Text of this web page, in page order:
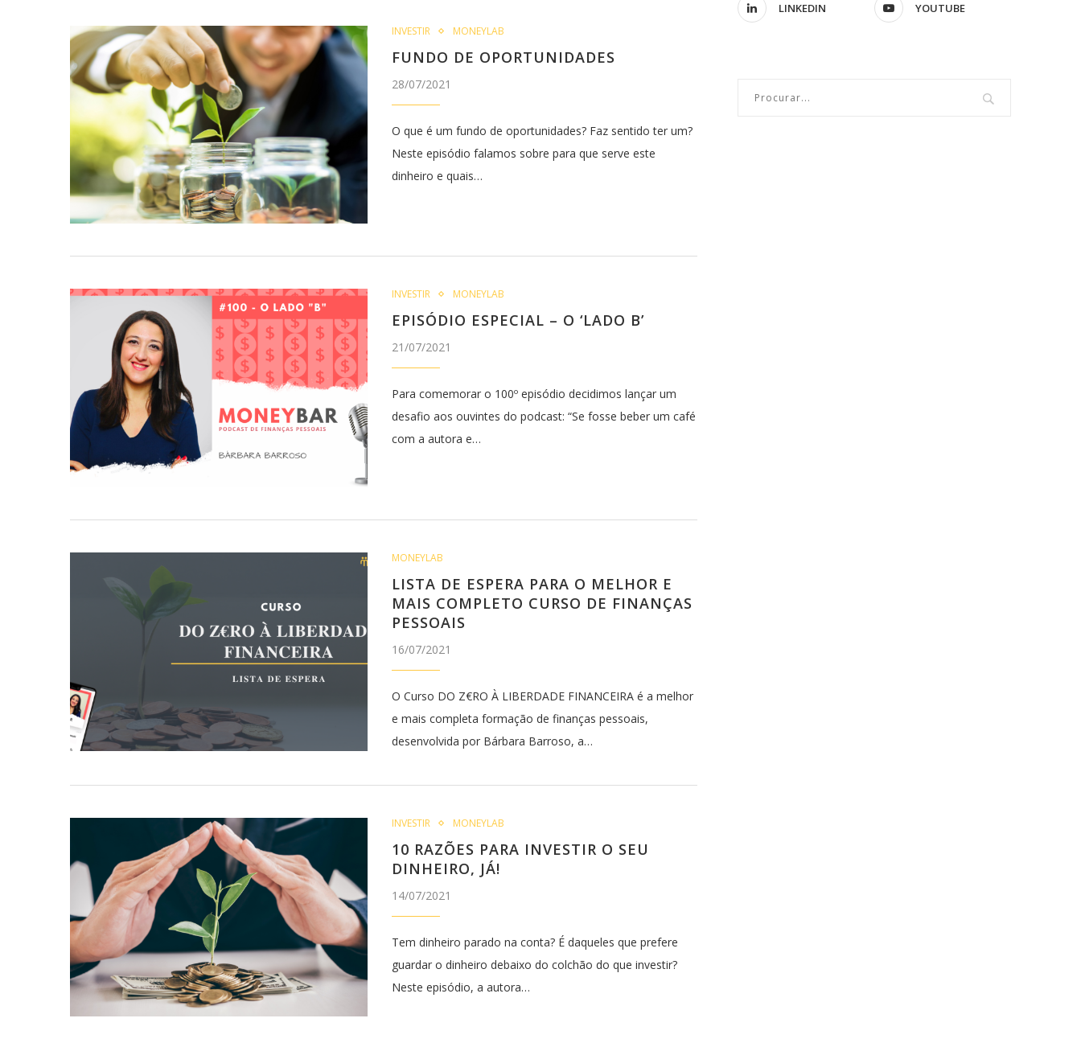
INVESTIR MONEYLAB
FUNDO DE OPORTUNIDADES
28/07/2021
O que é um fundo de oportunidades? Faz sentido ter um?
Neste episódio falamos sobre para que serve este
dinheiro e quais…
INVESTIR MONEYLAB
EPISÓDIO ESPECIAL – O ‘LADO B’
21/07/2021
Para comemorar o 100º episódio decidimos lançar um
desafio aos ouvintes do podcast: “Se fosse beber um café
com a autora e…
MONEYLAB
LISTA DE ESPERA PARA O MELHOR E
MAIS COMPLETO CURSO DE FINANÇAS
PESSOAIS
16/07/2021
O Curso DO Z€RO À LIBERDADE FINANCEIRA é a melhor
e mais completa formação de finanças pessoais,
desenvolvida por Bárbara Barroso, a…
INVESTIR MONEYLAB
10 RAZÕES PARA INVESTIR O SEU
DINHEIRO, JÁ!
14/07/2021
Tem dinheiro parado na conta? É daqueles que prefere
guardar o dinheiro debaixo do colchão do que investir?
Neste episódio, a autora…
LINKEDIN YOUTUBE